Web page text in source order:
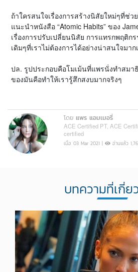
ถ้าใครสนใจเรื่องการสร้างนิสัยใหม่ๆที่ช่
แนะนำหนังสือ “Atomic Habits” ของ
เรื่องการปรับเปลี่ยนนิสัย การแทรกพฤติก
เดิมๆที่เราไม่ต้องการได้อย่างน่าสนใจมาก
ปล. รูปประกอบคือโมเม้นที่แพรนั่งทำสมา
ของมันคือทำให้เรารู้สึกสงบมากจริงๆ
โดย แพร แอมเมอรี่
ACE Certified PT, ACE
certified
เมื่อ 03 Mar 2021 | อ่านแล้ว
บทความที่เกี่ย